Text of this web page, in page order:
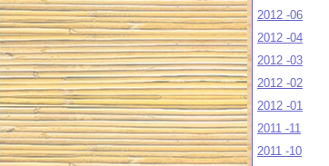
2012 -06
2012 -04
2012 -03
2012 -02
2012 -01
2011 -11
2011 -10